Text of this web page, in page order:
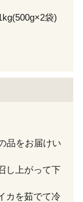
袋)
品をお届けい
し上がって下
カを茹でて冷